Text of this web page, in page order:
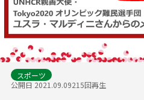
スポーツ
公開日 2021.09.09215回再生